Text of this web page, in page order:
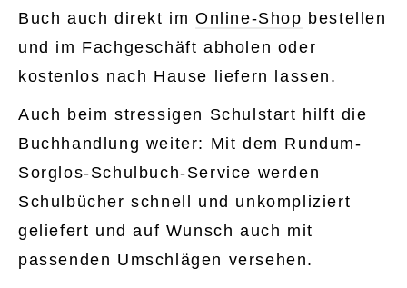
Buch auch direkt imOnline-Shop bestellen
und im Fachgeschäft abholen oder
kostenlos nach Hause liefern lassen.
Auch beim stressigen Schulstart hilft die
Buchhandlung weiter: Mit dem Rundum-
Sorglos-Schulbuch-Service werden
Schulbücher schnell und unkompliziert
geliefert und auf Wunsch auch mit
passenden Umschlägen versehen.